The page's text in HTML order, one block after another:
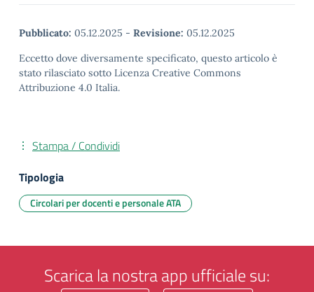
Pubblicato: 05.12.2025 - Revisione: 05.12.2025
Eccetto dove diversamente specificato, questo articolo è
stato rilasciato sotto Licenza Creative Commons
Attribuzione 4.0 Italia.
Stampa / Condividi
Tipologia
Circolari per docenti e personale ATA
Scarica la nostra app ufficiale su: